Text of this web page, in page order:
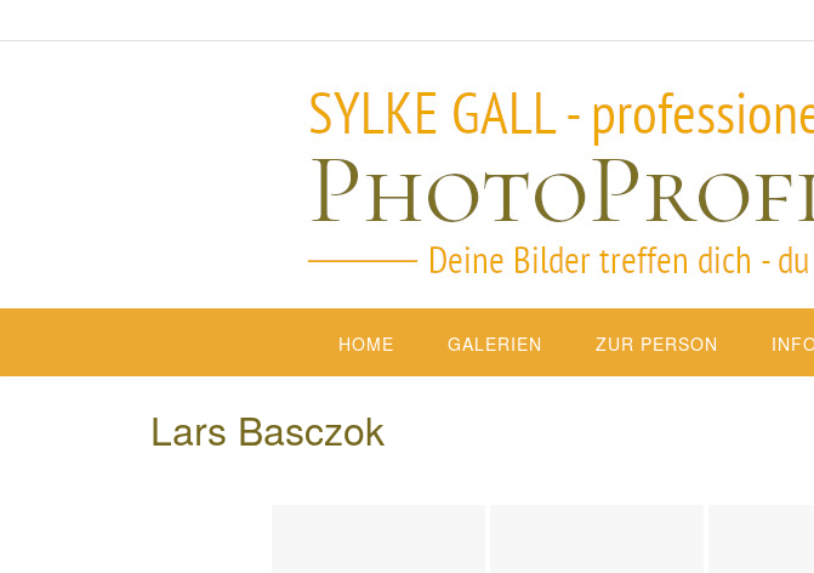
HOME GALERIEN ZUR PERSON
Lars Basczok